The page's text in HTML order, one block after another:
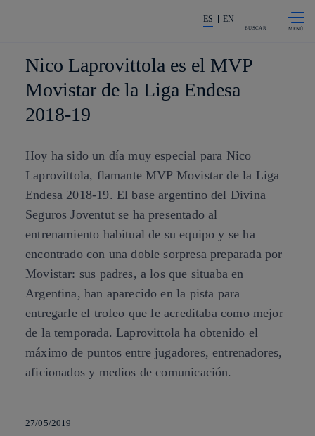
La acción en accionistas e
ES EN
BUSCAR
Nico Laprovittola es el MVP
Movistar de la Liga Endesa
2018-19
Hoy ha sido un día muy especial para Nico
Laprovittola, flamante MVP Movistar de la Liga
Endesa 2018-19. El base argentino del Divina
Seguros Joventut se ha presentado al
entrenamiento habitual de su equipo y se ha
encontrado con una doble sorpresa preparada por
Movistar: sus padres, a los que situaba en
Argentina, han aparecido en la pista para
entregarle el trofeo que le acreditaba como mejor
de la temporada. Laprovittola ha obtenido el
máximo de puntos entre jugadores, entrenadores,
aficionados y medios de comunicación.
27/05/2019